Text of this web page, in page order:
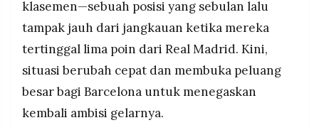
MEDIA
©
-
poin, melainkan kesempatan bagi Blaugrana
untuk menunjukkan pernyataan kuat dan
menegaskan bahwa mereka benar-benar layak
memimpin klasemen.
klasemen—sebuah posisi yang sebulan lalu
tampak jauh dari jangkauan ketika mereka
tertinggal lima poin dari Real Madrid. Kini,
situasi berubah cepat dan membuka peluang
besar bagi Barcelona untuk menegaskan
kembali ambisi gelarnya.